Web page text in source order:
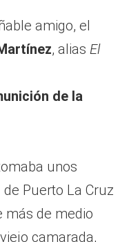
amigo, el
, alias El
de la
unos
Puerto La Cruz
más de medio
camarada,